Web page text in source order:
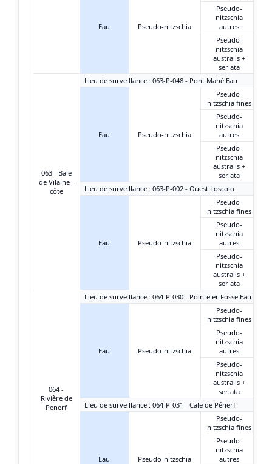
Eau Pseudo-nitzschia
Pseudo-
nitzschia
autres
Pseudo-
nitzschia
australis +
seriata
063 - Baie
de Vilaine -
côte
Lieu de surveillance : 063-P-048 - Pont Mahé Eau
Eau Pseudo-nitzschia
Pseudo-
nitzschia fines
Pseudo-
nitzschia
autres
Pseudo-
nitzschia
australis +
seriata
Lieu de surveillance : 063-P-002 - Ouest Loscolo
Eau Pseudo-nitzschia
Pseudo-
nitzschia fines
Pseudo-
nitzschia
autres
Pseudo-
nitzschia
australis +
seriata
064 -
Rivière de
Penerf
Lieu de surveillance : 064-P-030 - Pointe er Fosse Eau
Eau Pseudo-nitzschia
Pseudo-
nitzschia fines
Pseudo-
nitzschia
autres
Pseudo-
nitzschia
australis +
seriata
Lieu de surveillance : 064-P-031 - Cale de Pénerf
Eau Pseudo-nitzschia
Pseudo-
nitzschia fines
Pseudo-
nitzschia
autres